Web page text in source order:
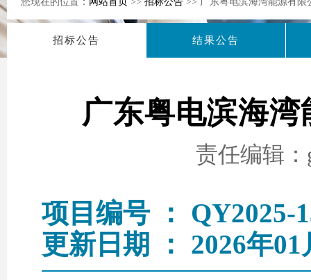
招标公告 结果公告
广东粤电滨海
责任编辑
项目编号 ： QY2025-
更新日期 ： 2026年01